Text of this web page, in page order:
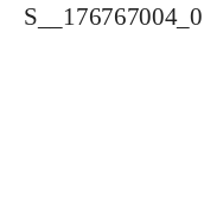
S__176767004_0